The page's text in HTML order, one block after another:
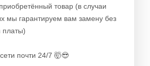
товар (в случаи
мы гарантируем вам замену без
платы)
почти 24/7 🤯😎